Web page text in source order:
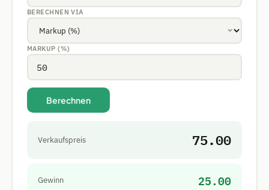
BERECHNEN VIA
MARKUP (%)
Berechnen
Verkaufspreis 75.00
Gewinn 25.00